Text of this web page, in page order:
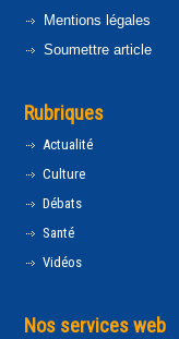
Mentions légales
Soumettre article
Rubriques
Actualité
Culture
Débats
Santé
Vidéos
Nos services web